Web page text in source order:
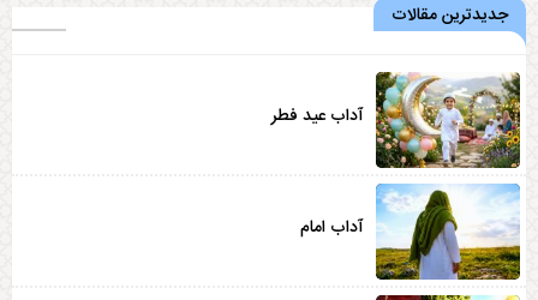
جدیدترین مقالات
آداب عید فطر
آداب امام